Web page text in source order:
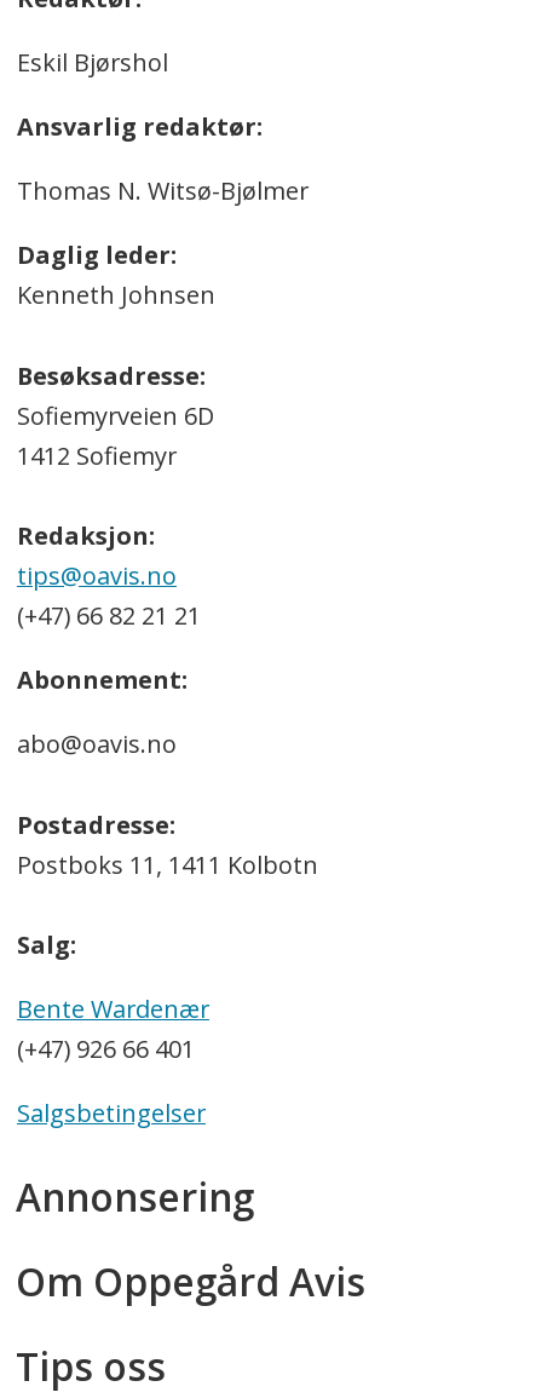
Eskil Bjørshol
Ansvarlig redaktør:
Thomas N. Witsø-Bjølmer
Daglig leder:
Kenneth Johnsen
Besøksadresse:
Sofiemyrveien 6D
1412 Sofiemyr
Redaksjon:
tips@oavis.no
(+47) 66 82 21 21
Abonnement:
abo@oavis.no
Postadresse:
Postboks 11, 1411 Kolbotn
Salg:
Bente Wardenær
(+47) 926 66 401
Salgsbetingelser
Annonsering
Om Oppegård Avis
Tips oss